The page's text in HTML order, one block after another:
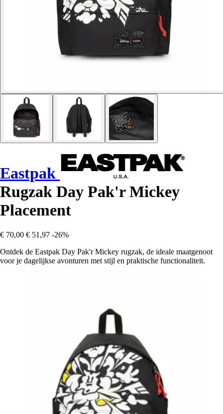
Eastpak
Rugzak Day Pak'r Mickey
Placement
€ 70,00 € 51,97 -26%
Ontdek de Eastpak Day Pak'r Mickey rugzak, de ideale maatgenoot
voor je dagelijkse avonturen met stijl en praktische functionaliteit.